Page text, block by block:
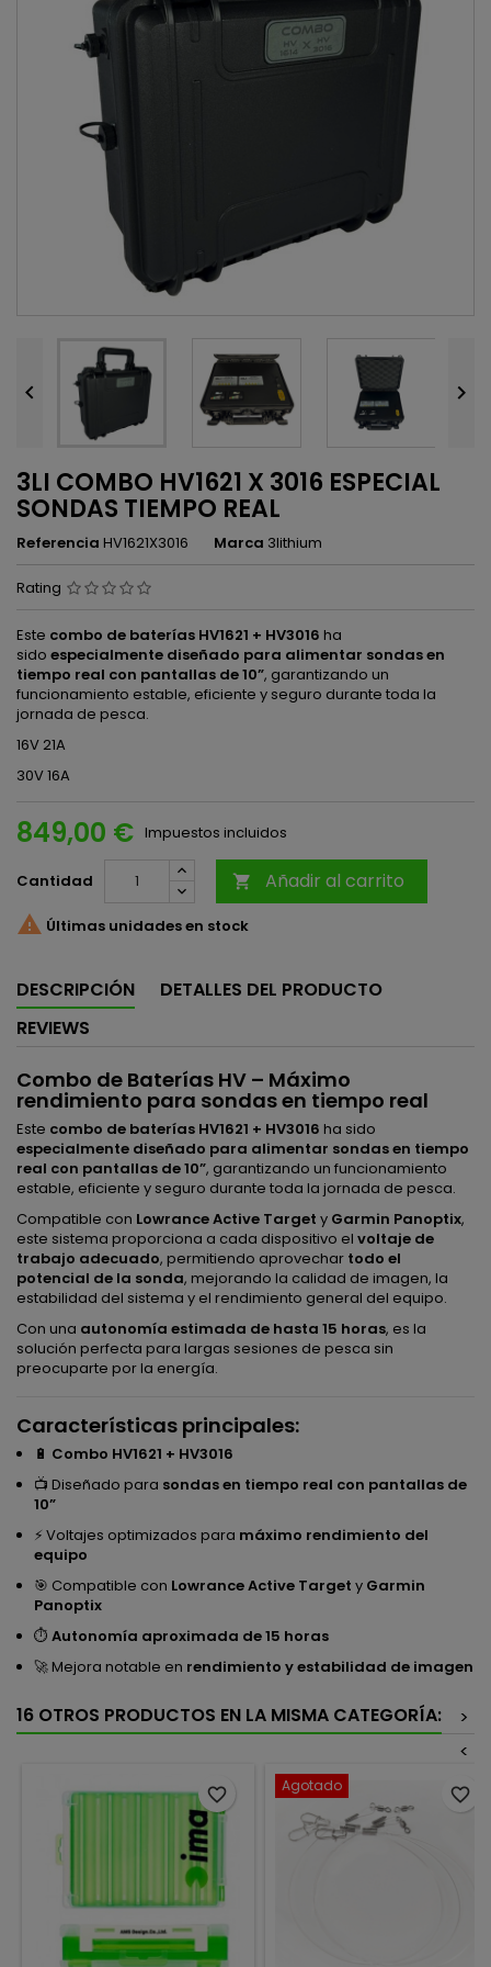
 
3LI COMBO HV1621 X 3016 ESPECIAL
SONDAS TIEMPO REAL
Referencia HV1621X3016 Marca 3lithium
Rating
Este combo de baterías HV1621 + HV3016 ha
sido especialmente diseñado para alimentar sondas en
tiempo real con pantallas de 10”, garantizando un
funcionamiento estable, eficiente y seguro durante toda la
jornada de pesca.
16V 21A
30V 16A
849,00 € Impuestos incluidos
Cantidad  Añadir al carrito
 Últimas unidades en stock
DESCRIPCIÓN
DETALLES DEL PRODUCTO
REVIEWS
Combo de Baterías HV – Máximo
rendimiento para sondas en tiempo real
Este combo de baterías HV1621 + HV3016 ha sido
especialmente diseñado para alimentar sondas en tiempo
real con pantallas de 10”, garantizando un funcionamiento
estable, eficiente y seguro durante toda la jornada de pesca.
Compatible con Lowrance Active Target y Garmin Panoptix,
este sistema proporciona a cada dispositivo el voltaje de
trabajo adecuado, permitiendo aprovechar todo el
potencial de la sonda, mejorando la calidad de imagen, la
estabilidad del sistema y el rendimiento general del equipo.
Con una autonomía estimada de hasta 15 horas, es la
solución perfecta para largas sesiones de pesca sin
preocuparte por la energía.
Características principales:
🔋 Combo HV1621 + HV3016
📺 Diseñado para sondas en tiempo real con pantallas de
10”
⚡ Voltajes optimizados para máximo rendimiento del
equipo
🎯 Compatible con Lowrance Active Target y Garmin
Panoptix
⏱️ Autonomía aproximada de 15 horas
🚀 Mejora notable en rendimiento y estabilidad de imagen
16 OTROS PRODUCTOS EN LA MISMA CATEGORÍA:
>
<
favorite_border Agotado favorite_border